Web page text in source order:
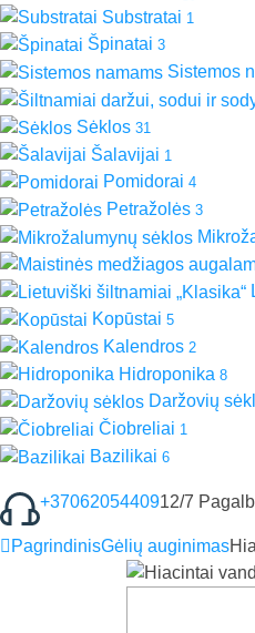
Substratai 1
Špinatai 3
Sistemos
Sėklos 31
Šalavijai 1
Pomidorai 4
Petražolės 3
Kopūstai 5
Kalendros 2
Hidroponika 8
Daržovių
Čiobreliai 1
Bazilikai 6
+3706205440912/7
PagrindinisGėlių auginimas